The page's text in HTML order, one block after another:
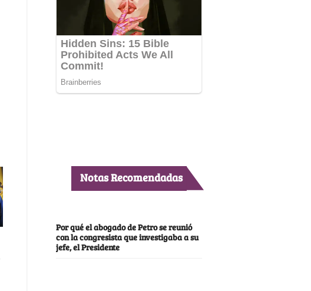
Notas Recomendadas
Por qué el abogado de Petro se reunió
con la congresista que investigaba a su
jefe, el Presidente